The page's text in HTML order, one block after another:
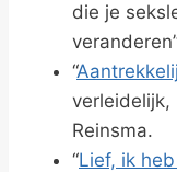
die je
“
verleidelijk,
Reinsma.
“Lief, ik